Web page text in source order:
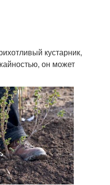
кустарник,
он может